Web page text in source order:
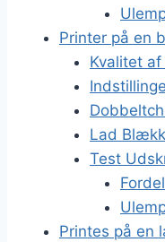
Printer på en
Kvalitet af
Lad
Test
Printes på en